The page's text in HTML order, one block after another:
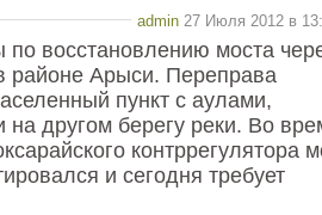
admin 27 Июля 2012 в
по восстановлению моста
районе Арыси. Переправа
пункт с аулами,
другом берегу реки. Во
контррегулятора
и сегодня требует